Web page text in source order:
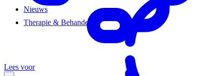
Therapie & Behandeling
Nieuws
Lees voor